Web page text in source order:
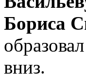
Бориса
вниз.